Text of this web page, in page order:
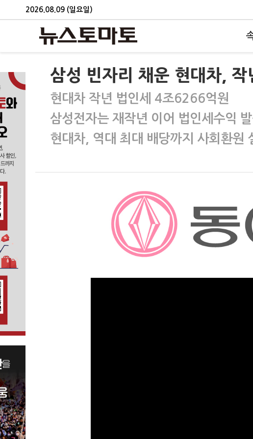
2026.08.09 (일요일)
삼성 빈자리 채운 현대차,
현대차 작년 법인세 4조6266억원
삼성전자는 재작년 이어 법인세수익
현대차, 역대 최대 배당까지 사회환원